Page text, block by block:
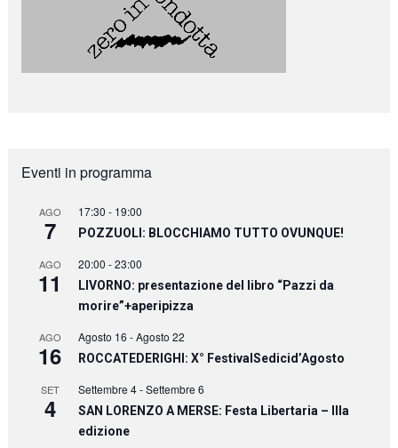
Eventi in programma
AGO
7
17:30 - 19:00
POZZUOLI: BLOCCHIAMO TUTTO OVUNQUE!
AGO
11
20:00 -23:00
LIVORNO: presentazione del libro “Pazzi da
morire”+aperipizza
AGO
16
Agosto 16 -Agosto 22
ROCCATEDERIGHI: X° FestivalSedicid’Agosto
SET
4
Settembre 4-Settembre 6
SAN LORENZO A MERSE: Festa Libertaria – IIIa
edizione